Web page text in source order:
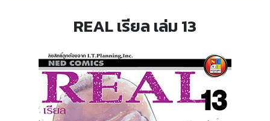
REAL เรียล เล่ม 13